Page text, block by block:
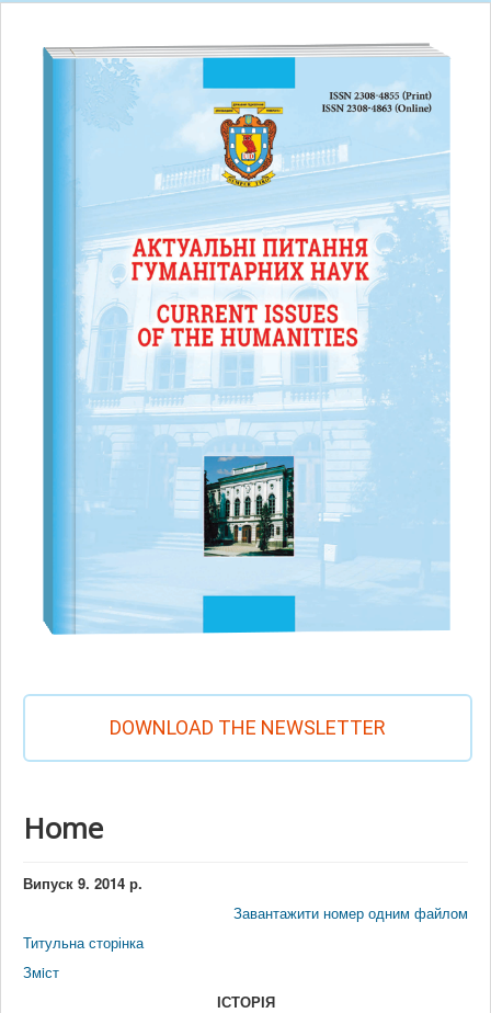
DOWNLOAD THE NEWSLETTER
Home
Випуск 9. 2014 р.
Завантажити номер одним файлом
Титульна сторінка
Змiст
ІСТОРІЯ